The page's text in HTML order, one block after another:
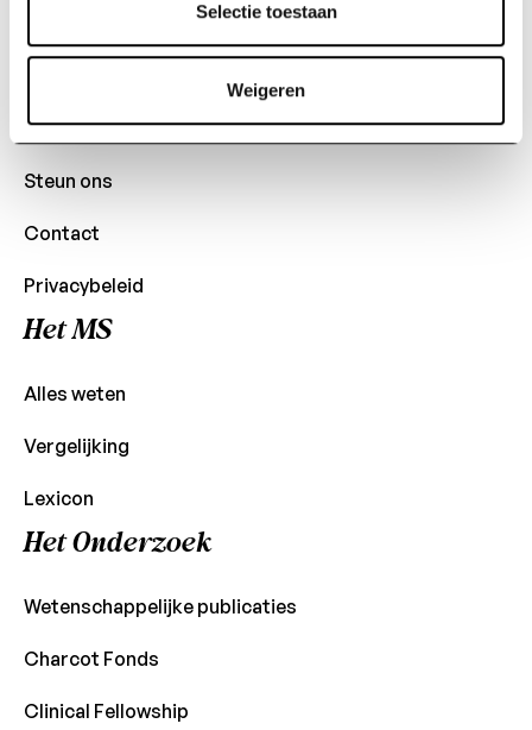
Selectie toestaan
Weigeren
Snelle Toegang
Actualiteit
Steun ons
Contact
Privacybeleid
Het MS
Alles weten
Vergelijking
Lexicon
Het Onderzoek
Wetenschappelijke publicaties
Charcot Fonds
Clinical Fellowship